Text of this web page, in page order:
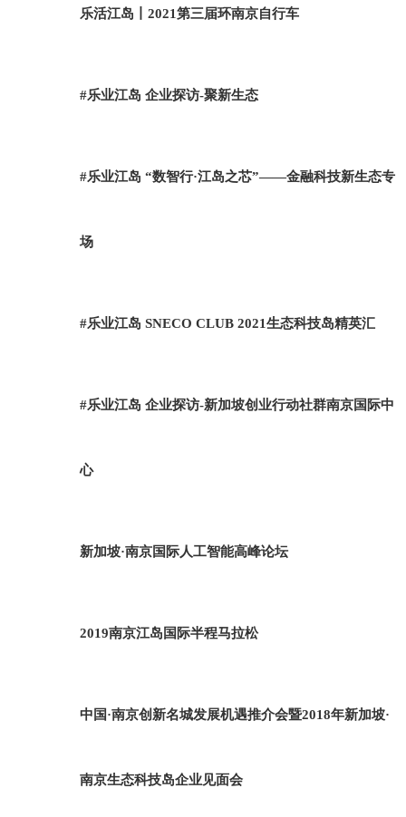
乐活江岛丨2021第三届环南京自行车
#乐业江岛 企业探访-聚新生态
#乐业江岛 “数智行·江岛之芯”——金融科技新生态专
场
#乐业江岛 SNECO CLUB 2021生态科技岛精英汇
#乐业江岛 企业探访-新加坡创业行动社群南京国际中
心
新加坡·南京国际人工智能高峰论坛
2019南京江岛国际半程马拉松
中国·南京创新名城发展机遇推介会暨2018年新加坡·
南京生态科技岛企业见面会